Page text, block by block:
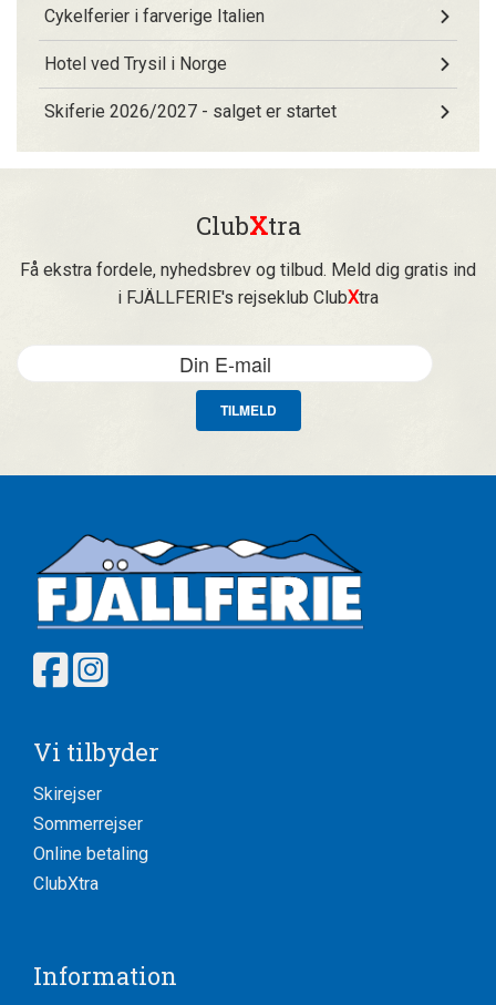
Cykelferier i farverige Italien
Hotel ved Trysil i Norge
Skiferie 2026/2027 - salget er startet
ClubXtra
Få ekstra fordele, nyhedsbrev og tilbud. Meld dig gratis ind
i FJÄLLFERIE's rejseklub ClubXtra
TILMELD
Vi tilbyder
Skirejser
Sommerrejser
Online betaling
ClubXtra
Information